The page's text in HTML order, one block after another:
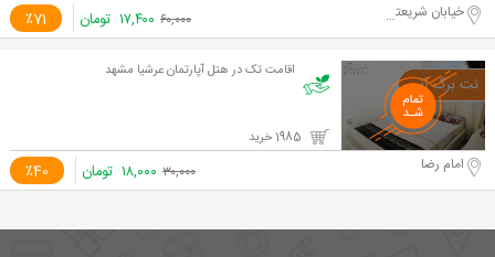
٪71 خیابان شریعتی ۶۰,۰۰۰ ۱۷,۴۰۰ تومان
اقامت تک در هتل آپارتمان عرشیا مشهد
٪40 امام رضا ۳۰,۰۰۰ ۱۸,۰۰۰ تومان